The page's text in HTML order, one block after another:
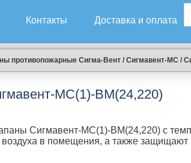
Контакты Доставка и оплата
противопожарные Сигма-Вент / Сигмавент-МС /
МС(1)-BM(24,220)
Сигмавент-МС(1)-BM(24,220) с
в помещения, а также защищают